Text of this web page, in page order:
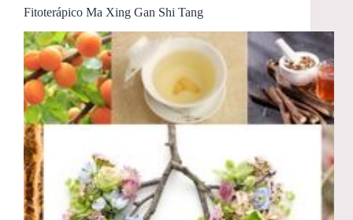
Fitoterápico Ma Xing Gan Shi Tang